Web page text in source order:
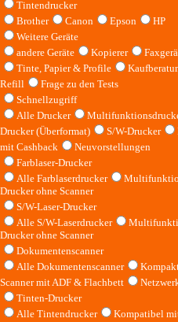
Tintendrucker
Brother
Canon Epson
HP
Weitere Geräte
andere Geräte
Kopierer
Tinte, Papier & Profile
Refill
Frage zu den Tests
Schnellzugriff
Alle Drucker
Drucker (Überformat)
S/W-Drucker
mit Cashback
Neuvorstellungen
Farblaser-Drucker
Alle Farblaserdrucker
Drucker ohne Scanner
S/W-Laser-Drucker
Alle S/W-Laserdrucker
Drucker ohne Scanner
Dokumentenscanner
Alle Dokumentenscanner
Scanner mit ADF & Flachbett
Tinten-Drucker
Alle Tintendrucker
Kompatibel